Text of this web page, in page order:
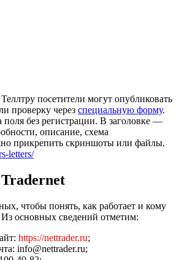
посетители могут опубликовать
проверку через специальную форму.
поля без регистрации. В заголовке —
описание, схема
прикрепить скриншоты или файлы.
letters/
чтобы понять, как работает и кому
основных сведений отметим:
https://nettrader.ru;
info@nettrader.ru;